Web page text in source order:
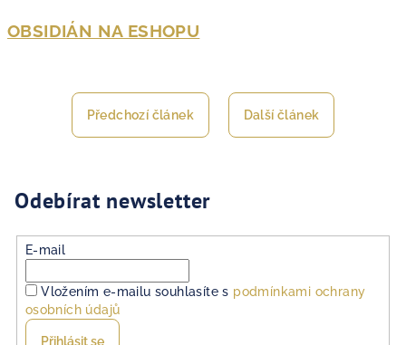
OBSIDIÁN NA ESHOPU
Předchozí článek Další článek
Odebírat newsletter
E-mail
Vložením e-mailu souhlasíte s podmínkami ochrany
osobních údajů
Přihlásit se